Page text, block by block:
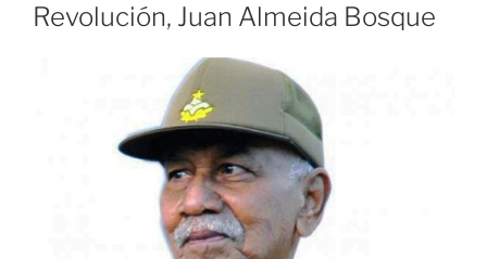
Revolución, Juan Almeida Bosque